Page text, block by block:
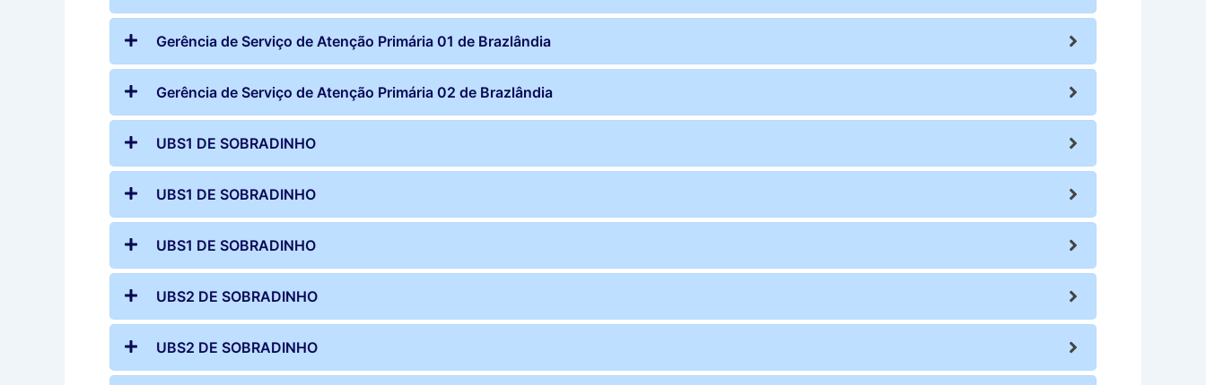
Gerência de Serviço de Atenção Primária 01 de Brazlândia
Gerência de Serviço de Atenção Primária 02 de Brazlândia
UBS1 DE SOBRADINHO
UBS1 DE SOBRADINHO
UBS1 DE SOBRADINHO
UBS2 DE SOBRADINHO
UBS2 DE SOBRADINHO